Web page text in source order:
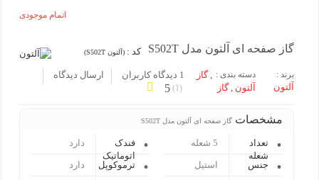
گاز صفحه ای آلتون مدل S502T کد : (آلتون S502T)
اتمام موجودی
برند :
آلتون
دسته بندی : ,گاز
آلتون ,گاز
1 دیدگاه کاربران ارسال دیدگاه
(
1
)
5
مشخصات گاز صفحه ای آلتون مدل S502T
تعداد
شعله
5 شعله
فندک
اتوماتیک
دارد
جنس استیل ترموکوپل دارد